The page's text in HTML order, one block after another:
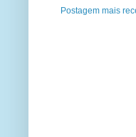
Postagem mais